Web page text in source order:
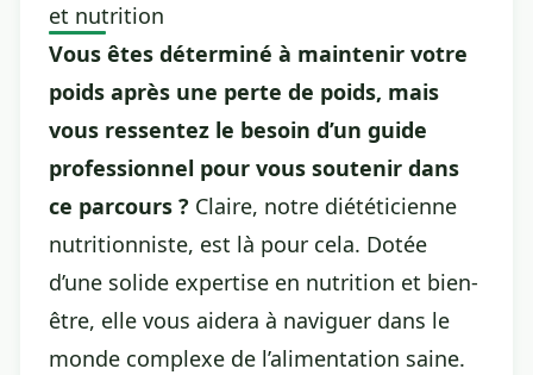
et nutrition
Vous êtes déterminé à maintenir votre
poids après une perte de poids, mais
vous ressentez le besoin d’un guide
professionnel pour vous soutenir dans
ce parcours ? Claire, notre diététicienne
nutritionniste, est là pour cela. Dotée
d’une solide expertise en nutrition et bien-
être, elle vous aidera à naviguer dans le
monde complexe de l’alimentation saine.